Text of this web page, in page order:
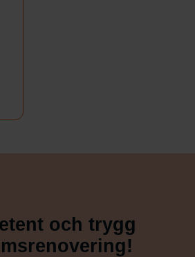
och trygg